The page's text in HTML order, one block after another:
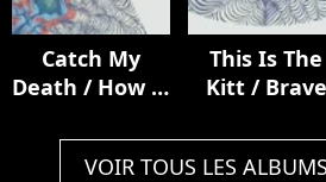
Catch My
Death / How It
This Is The
Kitt / Brave
VOIR TOUS LES